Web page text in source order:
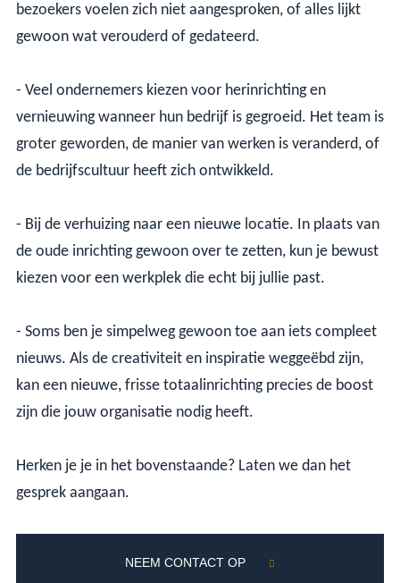
bezoekers voelen zich niet aangesproken, of alles lijkt
gewoon wat verouderd of gedateerd.
- Veel ondernemers kiezen voor herinrichting en
vernieuwing wanneer hun bedrijf is gegroeid. Het team is
groter geworden, de manier van werken is veranderd, of
de bedrijfscultuur heeft zich ontwikkeld.
- Bij de verhuizing naar een nieuwe locatie. In plaats van
de oude inrichting gewoon over te zetten, kun je bewust
kiezen voor een werkplek die echt bij jullie past.
- Soms ben je simpelweg gewoon toe aan iets compleet
nieuws. Als de creativiteit en inspiratie weggeëbd zijn,
kan een nieuwe, frisse totaalinrichting precies de boost
zijn die jouw organisatie nodig heeft.
Herken je je in het bovenstaande? Laten we dan het
gesprek aangaan.
NEEM CONTACT OP